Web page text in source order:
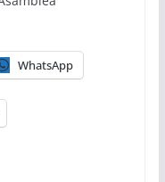
WhatsApp